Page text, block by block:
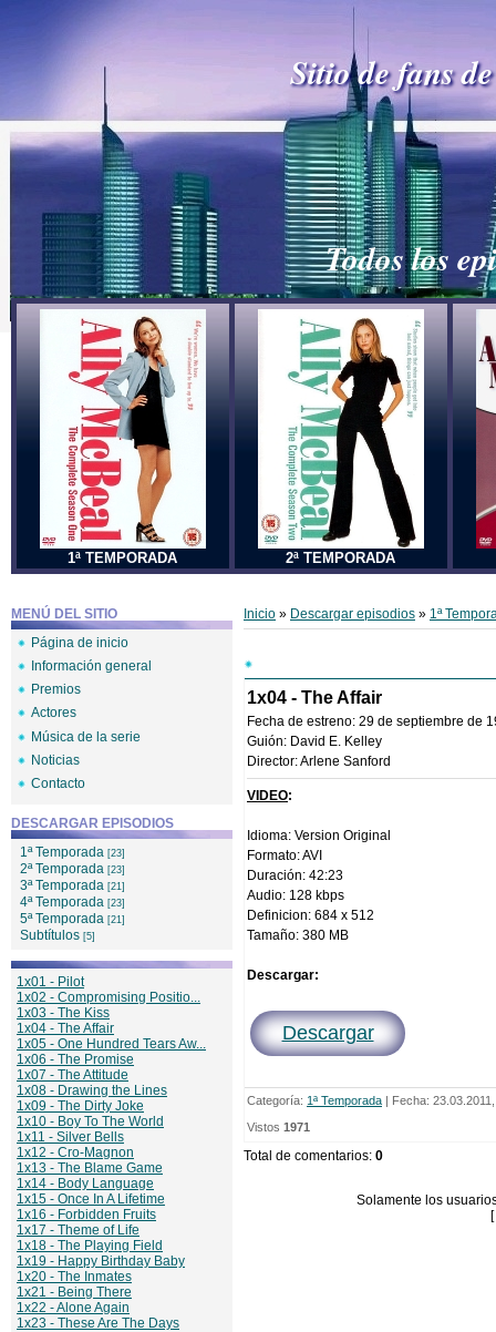
Sitio de fans
Todos los
1ª TEMPORADA 2ª TEMPORADA
MENÚ DEL SITIO
Página de inicio
Información general
Premios
Actores
Música de la serie
Noticias
Contacto
DESCARGAR EPISODIOS
1ª Temporada [23]
2ª Temporada [23]
3ª Temporada [21]
4ª Temporada [23]
5ª Temporada [21]
Subtítulos [5]
1x01 - Pilot
1x02 - Compromising Positio...
1x03 - The Kiss
1x04 - The Affair
1x05 - One Hundred Tears Aw...
1x06 - The Promise
1x07 - The Attitude
1x08 - Drawing the Lines
1x09 - The Dirty Joke
1x10 - Boy To The World
1x11 - Silver Bells
1x12 - Cro-Magnon
1x13 - The Blame Game
1x14 - Body Language
1x15 - Once In A Lifetime
1x16 - Forbidden Fruits
1x17 - Theme of Life
1x18 - The Playing Field
1x19 - Happy Birthday Baby
1x20 - The Inmates
1x21 - Being There
1x22 - Alone Again
1x23 - These Are The Days
Inicio » Descargar episodios » 1ª
1x04 - The Affair
Fecha de estreno: 29 de septiembre de
Guión: David E. Kelley
Director: Arlene Sanford
VIDEO:
Idioma: Version Original
Formato: AVI
Duración: 42:23
Audio: 128 kbps
Definicion: 684 x 512
Tamaño: 380 MB
Descargar:
Descargar
Categoría: 1ª Temporada | Fecha:
Vistos 1971
Total de comentarios: 0
Solamente los
[